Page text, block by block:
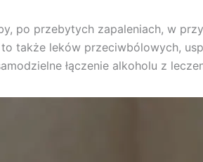
po przebytych zapaleniach, w
także leków przeciwbólowych,
łączenie alkoholu z